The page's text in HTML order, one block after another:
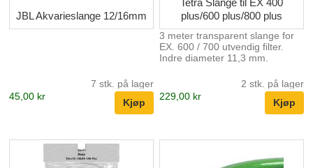
JBL Akvarieslange 12/16mm
7 stk. på lager
45,00 kr
Tetra Slange til EX 400
plus/600 plus/800 plus
3 meter transparent slange for
EX. 600 / 700 utvendig filter.
Indre diameter 11,3 mm.
2 stk. på lager
229,00 kr